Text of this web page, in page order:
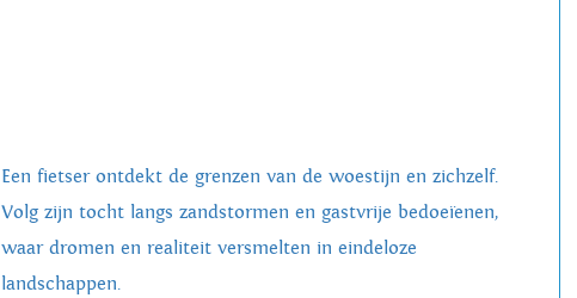
Een fietser ontdekt de grenzen van de woestijn en zichzelf.
Volg zijn tocht langs zandstormen en gastvrije bedoeïenen,
waar dromen en realiteit versmelten in eindeloze
landschappen.